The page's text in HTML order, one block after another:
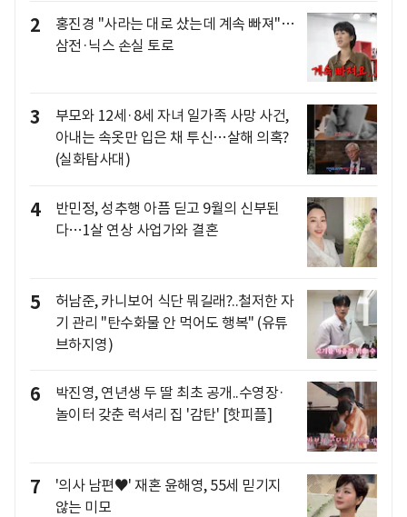
2
홍진경 "사라는 대로 샀는데 계속 빠져"…
삼전·닉스 손실 토로
3
부모와 12세·8세 자녀 일가족 사망 사건,
아내는 속옷만 입은 채 투신…살해 의혹?
(실화탐사대)
4
반민정, 성추행 아픔 딛고 9월의 신부된
다…1살 연상 사업가와 결혼
5
허남준, 카니보어 식단 뭐길래?..철저한 자
기 관리 "탄수화물 안 먹어도 행복" (유튜
브하지영)
6
박진영, 연년생 두 딸 최초 공개..수영장·
놀이터 갖춘 럭셔리 집 '감탄' [핫피플]
7
'의사 남편♥' 재혼 윤해영, 55세 믿기지
않는 미모